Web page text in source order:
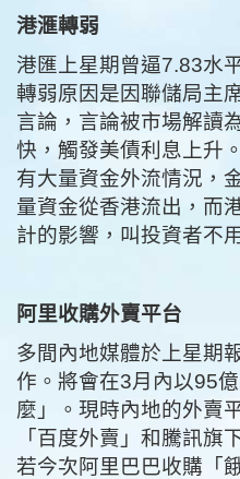
港滙轉弱
港匯上星期曾逼7.83水
轉弱原因是因聯儲局主
言論，言論被市場解讀
快，觸發美債利息上升
有大量資金外流情況，
量資金從香港流出，而
計的影響，叫投資者不
阿里收購外賣平台
多間內地媒體於上星期
作。將會在3月內以95
麼」。現時內地的外賣
「百度外賣」和騰訊旗
若今次阿里巴巴收購「